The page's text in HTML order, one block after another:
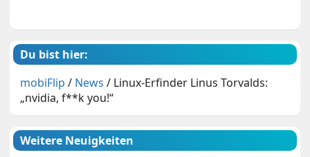
Du bist hier:
mobiFlip / News / Linux-Erfinder Linus Torvalds:
„nvidia, f**k you!“
Weitere Neuigkeiten